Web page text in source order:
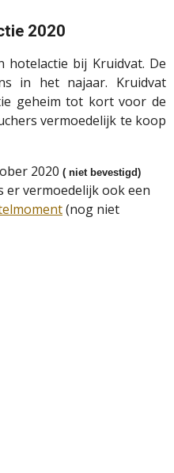
2020
bij Kruidvat. De
in het najaar. Kruidvat
geheim tot kort voor de
vermoedelijk te koop
2020 ( niet bevestigd)
er vermoedelijk ook een
(nog niet